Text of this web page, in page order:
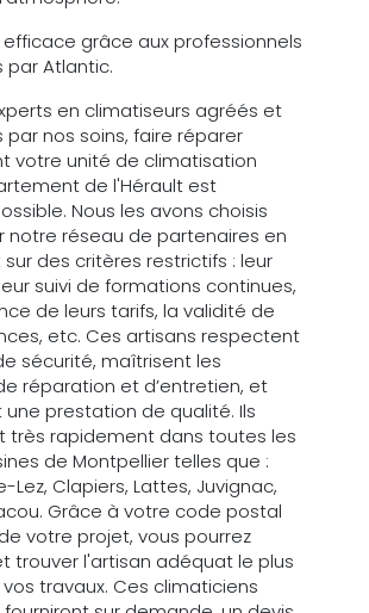
grâce aux professionnels
par Atlantic.
en climatiseurs agréés et
par nos soins, faire réparer
votre unité de climatisation
de l'Hérault est
Nous les avons choisis
notre réseau de partenaires en
des critères restrictifs : leur
suivi de formations continues,
de leurs tarifs, la validité de
etc. Ces artisans respectent
sécurité, maîtrisent les
réparation et d’entretien, et
prestation de qualité. Ils
très rapidement dans toutes les
de Montpellier telles que :
Lez, Clapiers, Lattes, Juvignac,
Grâce à votre code postal
votre projet, vous pourrez
trouver l'artisan adéquat le plus
travaux. Ces climaticiens